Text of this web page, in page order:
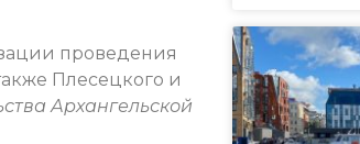
проведения
Плесецкого и
Архангельской